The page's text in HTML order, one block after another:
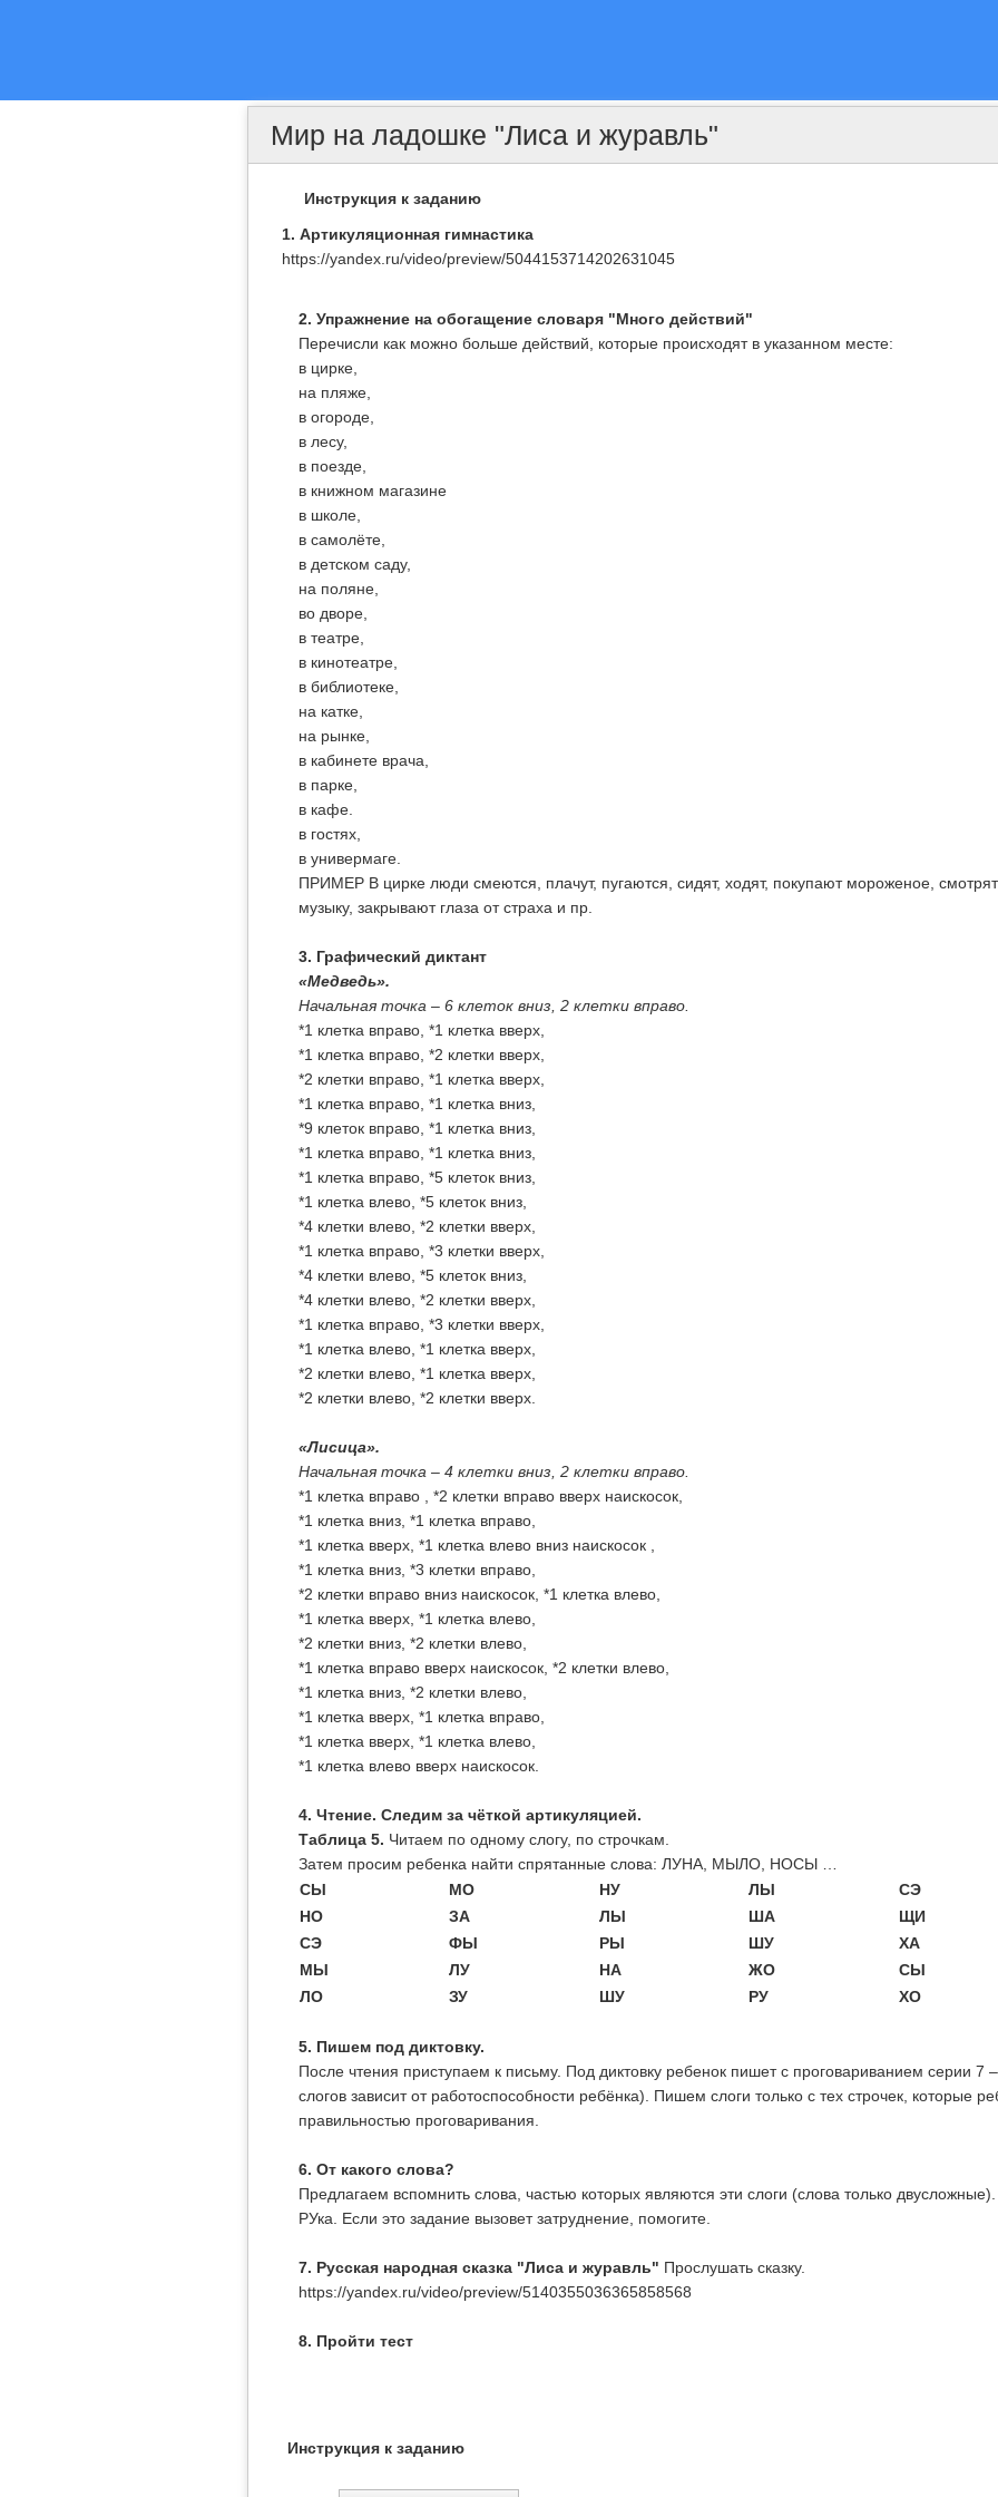
Мир на ладошке "Лиса и журавль"
Инструкция к заданию
1. Артикуляционная гимнастика
https://yandex.ru/video/preview/5044153714202631045
2. Упражнение на обогащение словаря "Много действий"
Перечисли как можно больше действий, которые происходят в указанном месте:
в цирке,
на пляже,
в огороде,
в лесу,
в поезде,
в книжном магазине
в школе,
в самолёте,
в детском саду,
на поляне,
во дворе,
в театре,
в кинотеатре,
в библиотеке,
на катке,
на рынке,
в кабинете врача,
в парке,
в кафе.
в гостях,
в универмаге.
ПРИМЕР В цирке люди смеются, плачут, пугаются, сидят, ходят, покупают мороженое,
музыку, закрывают глаза от страха и пр.
3. Графический диктант
«Медведь».
Начальная точка – 6 клеток вниз, 2 клетки вправо.
*1 клетка вправо, *1 клетка вверх,
*1 клетка вправо, *2 клетки вверх,
*2 клетки вправо, *1 клетка вверх,
*1 клетка вправо, *1 клетка вниз,
*9 клеток вправо, *1 клетка вниз,
*1 клетка вправо, *1 клетка вниз,
*1 клетка вправо, *5 клеток вниз,
*1 клетка влево, *5 клеток вниз,
*4 клетки влево, *2 клетки вверх,
*1 клетка вправо, *3 клетки вверх,
*4 клетки влево, *5 клеток вниз,
*4 клетки влево, *2 клетки вверх,
*1 клетка вправо, *3 клетки вверх,
*1 клетка влево, *1 клетка вверх,
*2 клетки влево, *1 клетка вверх,
*2 клетки влево, *2 клетки вверх.
«Лисица».
Начальная точка – 4 клетки вниз, 2 клетки вправо.
*1 клетка вправо , *2 клетки вправо вверх наискосок,
*1 клетка вниз, *1 клетка вправо,
*1 клетка вверх, *1 клетка влево вниз наискосок ,
*1 клетка вниз, *3 клетки вправо,
*2 клетки вправо вниз наискосок, *1 клетка влево,
*1 клетка вверх, *1 клетка влево,
*2 клетки вниз, *2 клетки влево,
*1 клетка вправо вверх наискосок, *2 клетки влево,
*1 клетка вниз, *2 клетки влево,
*1 клетка вверх, *1 клетка вправо,
*1 клетка вверх, *1 клетка влево,
*1 клетка влево вверх наискосок.
4. Чтение. Следим за чёткой артикуляцией.
Таблица 5. Читаем по одному слогу, по строчкам.
Затем просим ребенка найти спрятанные слова: ЛУНА, МЫЛО, НОСЫ …
СЫ
МО НУ ЛЫ СЭ
НО
ЗА ЛЫ ША ЩИ
СЭ
ФЫ РЫ ШУ ХА
МЫ
ЛУ НА ЖО СЫ
ЛО
ЗУ ШУ РУ ХО
5. Пишем под диктовку.
После чтения приступаем к письму. Под диктовку ребенок пишет с проговариванием серии 7
слогов зависит от работоспособности ребёнка). Пишем слоги только с тех строчек, которые
правильностью проговаривания.
6. От какого слова?
Предлагаем вспомнить слова, частью которых являются эти слоги (слова только
РУка. Если это задание вызовет затруднение, помогите.
7. Русская народная сказка "Лиса и журавль" Прослушать сказку.
https://yandex.ru/video/preview/5140355036365858568
8. Пройти тест
Инструкция к заданию